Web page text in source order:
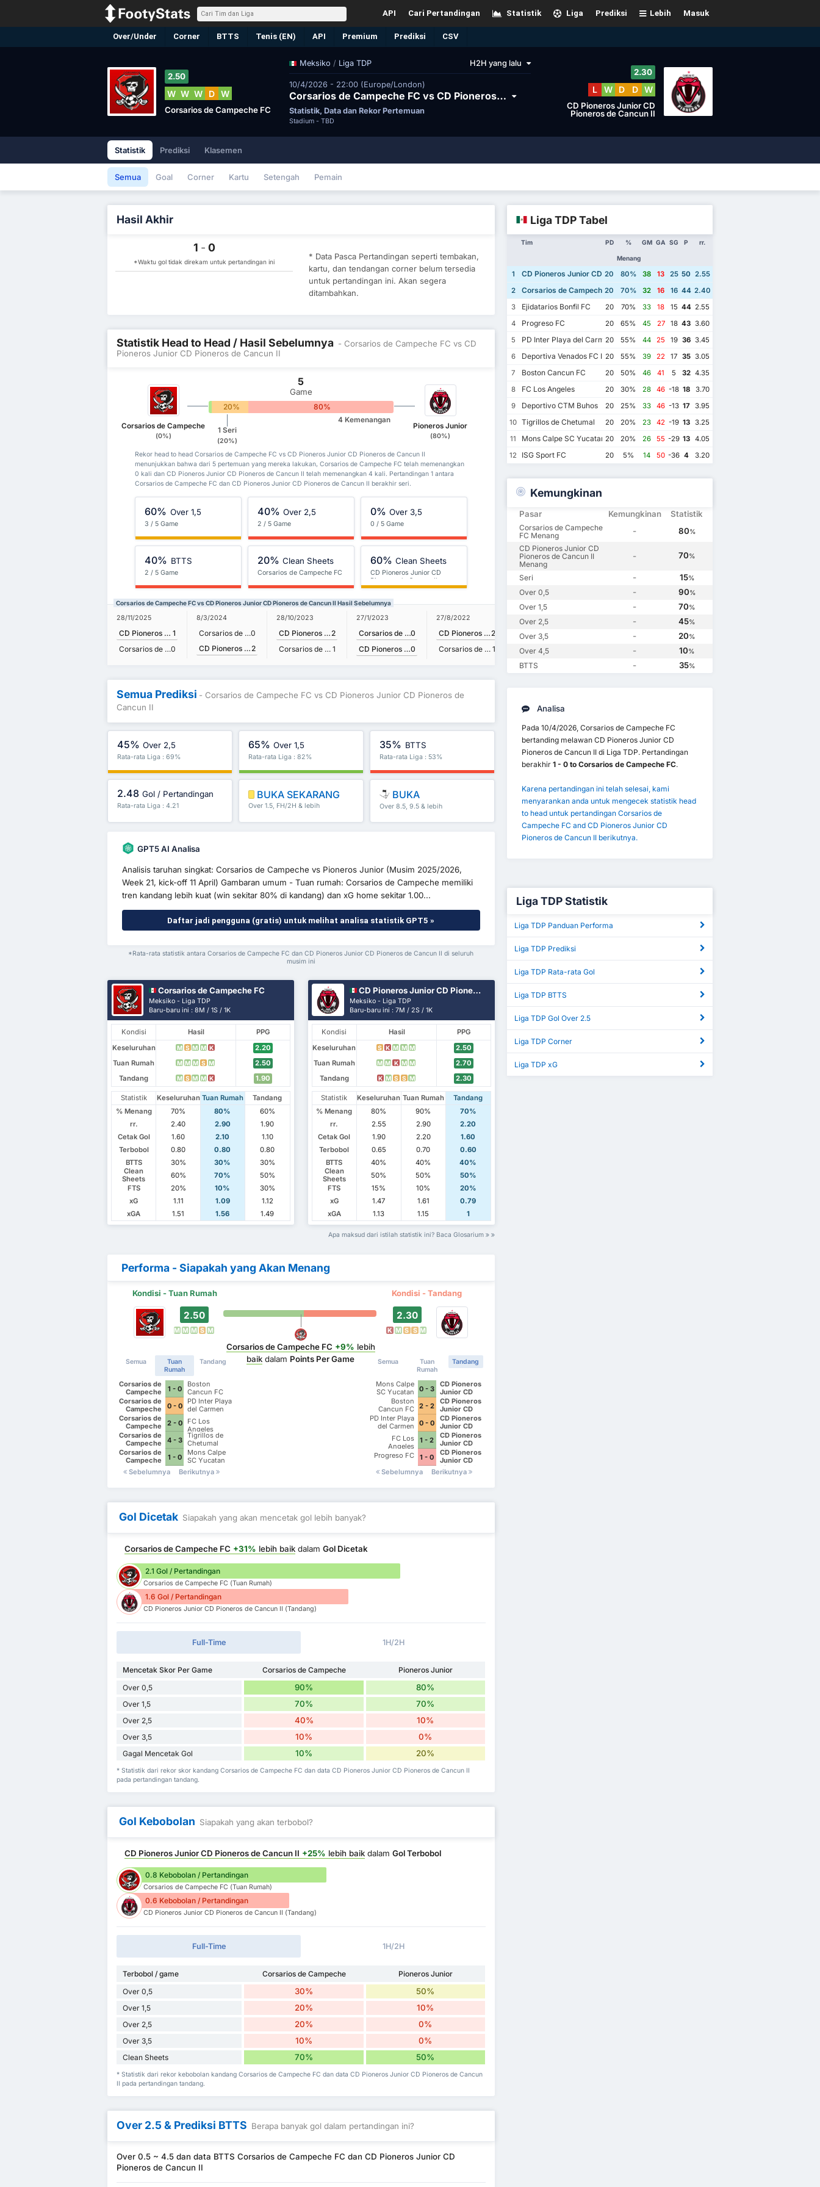
Masuk
Lebih
Prediksi
Liga
Statistik
Cari Pertandingan
API
Over/Under Corner BTTS Tenis (EN) API Premium Prediksi CSV
Meksiko / Liga TDP H2H yang lalu
10/4/2026 - 22:00 (Europe/London)
Corsarios de Campeche FC vs CD Pioneros Junior CD Pioneros de Cancun II
Statistik, Data dan Rekor Pertemuan
Stadium - TBD
2.50
W W W D W
Corsarios de Campeche FC
2.30
L W D D W
CD Pioneros Junior CD
Pioneros de Cancun II
Statistik Prediksi Klasemen
Semua Goal Corner Kartu Setengah Pemain
Hasil Akhir
1 - 0
*Waktu gol tidak direkam untuk pertandingan ini
* Data Pasca Pertandingan seperti tembakan,
kartu, dan tendangan corner belum tersedia
untuk pertandingan ini. Akan segera
ditambahkan.
Statistik Head to Head / Hasil Sebelumnya - Corsarios de Campeche FC vs CD
Pioneros Junior CD Pioneros de Cancun II
Corsarios de Campeche
(0%)
5
Game
0%20% 80%
1 Seri
(20%)
4 Kemenangan
Pioneros Junior
(80%)
Rekor head to head Corsarios de Campeche FC vs CD Pioneros Junior CD Pioneros de Cancun II
menunjukkan bahwa dari 5 pertemuan yang mereka lakukan, Corsarios de Campeche FC telah memenangkan
0 kali dan CD Pioneros Junior CD Pioneros de Cancun II telah memenangkan 4 kali. Pertandingan 1 antara
Corsarios de Campeche FC dan CD Pioneros Junior CD Pioneros de Cancun II berakhir seri.
60% Over 1,5
3 / 5 Game
40% Over 2,5
2 / 5 Game
0% Over 3,5
0 / 5 Game
40% BTTS
2 / 5 Game
20% Clean Sheets
Corsarios de Campeche FC
60% Clean Sheets
CD Pioneros Junior CD
Pioneros de Cancun II
Corsarios de Campeche FC vs CD Pioneros Junior CD Pioneros de Cancun II Hasil Sebelumnya
28/11/2025
CD Pioneros Junior CD Pioneros de Cancun II 1
Corsarios de Campeche FC0
8/3/2024
Corsarios de Campeche FC0
CD Pioneros Junior CD Pioneros de Cancun II2
28/10/2023
CD Pioneros Junior CD Pioneros de Cancun II2
Corsarios de Campeche FC 1
27/1/2023
Corsarios de Campeche FC0
CD Pioneros Junior CD Pioneros de Cancun II0
27/8/2022
CD Pioneros Junior CD Pioneros de Cancun II2
Corsarios de Campeche FC 1
Semua Prediksi - Corsarios de Campeche FC vs CD Pioneros Junior CD Pioneros de
Cancun II
45% Over 2,5
Rata-rata Liga : 69%
65% Over 1,5
Rata-rata Liga : 82%
35% BTTS
Rata-rata Liga : 53%
2.48 Gol / Pertandingan
Rata-rata Liga : 4.21
BUKA SEKARANG
Over 1.5, FH/2H & lebih
BUKA
Over 8.5, 9.5 & lebih
GPT5 AI Analisa
Analisis taruhan singkat: Corsarios de Campeche vs Pioneros Junior (Musim 2025/2026,
Week 21, kick-off 11 April) Gambaran umum - Tuan rumah: Corsarios de Campeche memiliki
tren kandang lebih kuat (win sekitar 80% di kandang) dan xG home sekitar 1.00...
Daftar jadi pengguna (gratis) untuk melihat analisa statistik GPT5 »
*Rata-rata statistik antara Corsarios de Campeche FC dan CD Pioneros Junior CD Pioneros de Cancun II di seluruh
musim ini
Corsarios de Campeche FC
Meksiko - Liga TDP
Baru-baru ini : 8M / 1S / 1K
Kondisi Hasil
PPG
Keseluruhan
M S M M K
2.20
Tuan Rumah
M M M S M
2.50
Tandang
M S M M K 1.90
Statistik Keseluruhan Tuan Rumah
Tandang
% Menang
70% 80%
60%
rr.
2.40 2.90
1.90
Cetak Gol
1.60 2.10
1.10
Terbobol
0.80 0.80
0.80
BTTS
30% 30%
30%
Clean
Sheets
60% 70%
50%
FTS
20% 10%
30%
xG
1.11 1.09
1.12
xGA
1.51 1.56 1.49
CD Pioneros Junior CD Pioneros de Cancun II
Meksiko - Liga TDP
Baru-baru ini : 7M / 2S / 1K
Kondisi Hasil
PPG
Keseluruhan
S K M M M
2.50
Tuan Rumah
M M K M M
2.70
Tandang
K M S S M 2.30
Statistik Keseluruhan Tuan Rumah
Tandang
% Menang
80% 90%
70%
rr.
2.55 2.90
2.20
Cetak Gol
1.90 2.20
1.60
Terbobol
0.65 0.70
0.60
BTTS
40% 40%
40%
Clean
Sheets
50% 50%
50%
FTS
15% 10%
20%
xG
1.47 1.61
0.79
xGA
1.13 1.15 1
Apa maksud dari istilah statistik ini? Baca Glosarium
Performa - Siapakah yang Akan Menang
Kondisi - Tuan Rumah Kondisi - Tandang
2.50
M M M S M
Semua
Tuan
Rumah
Tandang
Corsarios de
Campeche
FC
1 - 0
Boston
Cancun FC
Corsarios de
Campeche
FC
0 - 0
PD Inter Playa
del Carmen
AC II
Corsarios de
Campeche
FC
2 - 0
FC Los
Angeles
Corsarios de
Campeche
FC
4 - 3
Tigrillos de
Chetumal
Corsarios de
Campeche
1 - 0
Mons Calpe
SC Yucatan
Sebelumnya
Berikutnya
Corsarios de Campeche FC +9% lebih
baik dalam Points Per Game
2.30
K M S S M
Semua
Tuan
Rumah
Tandang
Mons Calpe
SC Yucatan
0 - 3
CD Pioneros
Junior CD
Pioneros de
Cancun II
Boston
Cancun FC 2 - 2
CD Pioneros
Junior CD
Pioneros de
Cancun II
PD Inter Playa
del Carmen
AC II
0 - 0
CD Pioneros
Junior CD
Pioneros de
Cancun II
FC Los
Angeles
1 - 2
CD Pioneros
Junior CD
Pioneros de
Cancun II
Progreso FC 1 - 0
CD Pioneros
Junior CD
Pioneros de
Cancun II
Sebelumnya Berikutnya
Gol Dicetak Siapakah yang akan mencetak gol lebih banyak?
Corsarios de Campeche FC +31% lebih baik dalamGol Dicetak
2.1 Gol / Pertandingan
Corsarios de Campeche FC (Tuan Rumah)
1.6 Gol / Pertandingan
CD Pioneros Junior CD Pioneros de Cancun II (Tandang)
Full-Time 1H/2H
Mencetak Skor Per Game Corsarios de Campeche
Pioneros Junior
Over 0,5
90% 80%
Over 1,5 70% 70%
Over 2,5 40% 10%
Over 3,5 10% 0%
Gagal Mencetak Gol 10% 20%
* Statistik dari rekor skor kandang Corsarios de Campeche FC dan data CD Pioneros Junior CD Pioneros de Cancun II
pada pertandingan tandang.
Gol Kebobolan Siapakah yang akan terbobol?
CD Pioneros Junior CD Pioneros de Cancun II +25% lebih baik dalamGol Terbobol
0.8 Kebobolan / Pertandingan
Corsarios de Campeche FC (Tuan Rumah)
0.6 Kebobolan / Pertandingan
CD Pioneros Junior CD Pioneros de Cancun II (Tandang)
Full-Time 1H/2H
Terbobol / game Corsarios de Campeche
Pioneros Junior
Over 0,5
30% 50%
Over 1,5 20% 10%
Over 2,5 20% 0%
Over 3,5 10% 0%
Clean Sheets 70% 50%
* Statistik dari rekor kebobolan kandang Corsarios de Campeche FC dan data CD Pioneros Junior CD Pioneros de Cancun
II pada pertandingan tandang.
Over 2.5 & Prediksi BTTS Berapa banyak gol dalam pertandingan ini?
Over 0.5 ~ 4.5 dan data BTTS Corsarios de Campeche FC dan CD Pioneros Junior CD
Pioneros de Cancun II
Liga TDP Tabel
Tim PD %
Menang
GM GA SG P rr.
1 CD Pioneros Junior CD Pioneros de Cancun II
20 80% 38 13 25 50 2.55
2
Corsarios de Campeche FC
20 70% 32 16 16 44 2.40
3
Ejidatarios Bonfil FC 20 70% 33 18 15 44 2.55
4
Progreso FC 20 65% 45 27 18 43 3.60
5
PD Inter Playa del Carmen AC II
20 55% 44 25 19 36 3.45
6
Deportiva Venados FC II 20 55% 39 22 17 35 3.05
7
Boston Cancun FC 20 50% 46 41 5 32 4.35
8
FC Los Angeles 20 30% 28 46 -18 18
3.70
9
Deportivo CTM Buhos 20 25% 33 46 -13 17
3.95
10 Tigrillos de Chetumal 20 20% 23 42 -19 13
3.25
11
Mons Calpe SC Yucatan 20 20% 26 55 -29 13
4.05
12
ISG Sport FC 20 5% 14 50 -36 4 3.20
Kemungkinan
Pasar Kemungkinan Statistik
Corsarios de Campeche
FC Menang
- 80%
CD Pioneros Junior CD
Pioneros de Cancun II
Menang
- 70%
Seri - 15%
Over 0,5 - 90%
Over 1,5 - 70%
Over 2,5 - 45%
Over 3,5 - 20%
Over 4,5 - 10%
BTTS - 35%
Analisa
Pada 10/4/2026, Corsarios de Campeche FC
bertanding melawan CD Pioneros Junior CD
Pioneros de Cancun II di Liga TDP. Pertandingan
berakhir 1 - 0 to Corsarios de Campeche FC.
Karena pertandingan ini telah selesai, kami
menyarankan anda untuk mengecek statistik head
to head untuk pertandingan Corsarios de
Campeche FC and CD Pioneros Junior CD
Pioneros de Cancun II berikutnya.
Liga TDP Statistik
Liga TDP Panduan Performa
Liga TDP Prediksi
Liga TDP Rata-rata Gol
Liga TDP BTTS
Liga TDP Gol Over 2.5
Liga TDP Corner
Liga TDP xG